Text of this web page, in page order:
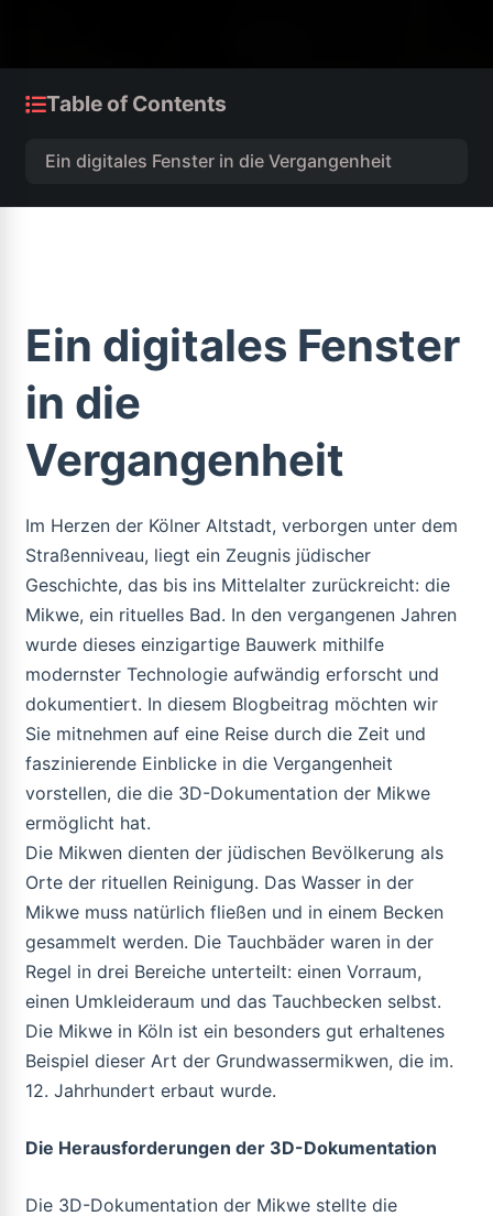
Table of Contents
Ein digitales Fenster in die Vergangenheit
Ein digitales Fenster
in die
Vergangenheit
Im Herzen der Kölner Altstadt, verborgen unter dem
Straßenniveau, liegt ein Zeugnis jüdischer
Geschichte, das bis ins Mittelalter zurückreicht: die
Mikwe, ein rituelles Bad. In den vergangenen Jahren
wurde dieses einzigartige Bauwerk mithilfe
modernster Technologie aufwändig erforscht und
dokumentiert. In diesem Blogbeitrag möchten wir
Sie mitnehmen auf eine Reise durch die Zeit und
faszinierende Einblicke in die Vergangenheit
vorstellen, die die 3D-Dokumentation der Mikwe
ermöglicht hat.
Die Mikwen dienten der jüdischen Bevölkerung als
Orte der rituellen Reinigung. Das Wasser in der
Mikwe muss natürlich fließen und in einem Becken
gesammelt werden. Die Tauchbäder waren in der
Regel in drei Bereiche unterteilt: einen Vorraum,
einen Umkleideraum und das Tauchbecken selbst.
Die Mikwe in Köln ist ein besonders gut erhaltenes
Beispiel dieser Art der Grundwassermikwen, die im.
12. Jahrhundert erbaut wurde.
Die Herausforderungen der 3D-Dokumentation
Die 3D-Dokumentation der Mikwe stellte die